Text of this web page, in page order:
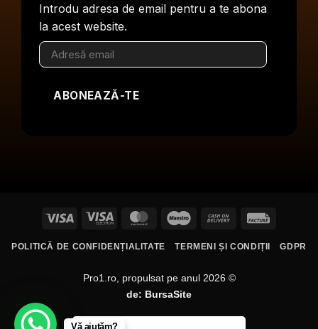
Introdu adresa de email pentru a te abona
la acest website.
Adresă
email
ABONEAZĂ-TE
Visa
Visa
MasterCardMaestro
Cash
Delivery
POLITICĂ DE CONFIDENȚIALITATE TERMENI ȘI CONDIȚII GDPR
Pro1.ro, propulsat pe anul 2026 ©
de: BursaSite
Vă ajutăm?